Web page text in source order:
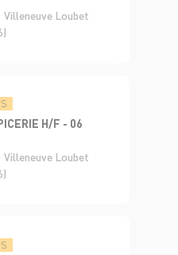
Villeneuve Loubet
H/F - 06
Villeneuve Loubet